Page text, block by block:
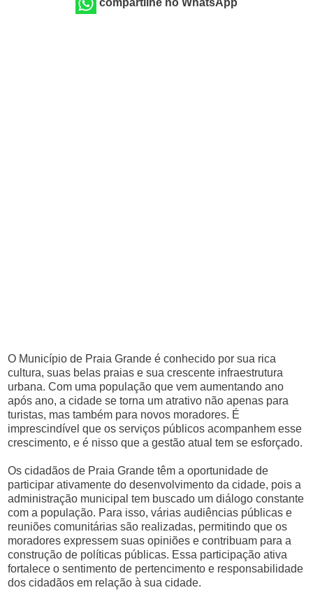
compartilhe no WhatsApp
O Município de Praia Grande é conhecido por sua rica
cultura, suas belas praias e sua crescente infraestrutura
urbana. Com uma população que vem aumentando ano
após ano, a cidade se torna um atrativo não apenas para
turistas, mas também para novos moradores. É
imprescindível que os serviços públicos acompanhem esse
crescimento, e é nisso que a gestão atual tem se esforçado.
Os cidadãos de Praia Grande têm a oportunidade de
participar ativamente do desenvolvimento da cidade, pois a
administração municipal tem buscado um diálogo constante
com a população. Para isso, várias audiências públicas e
reuniões comunitárias são realizadas, permitindo que os
moradores expressem suas opiniões e contribuam para a
construção de políticas públicas. Essa participação ativa
fortalece o sentimento de pertencimento e responsabilidade
dos cidadãos em relação à sua cidade.